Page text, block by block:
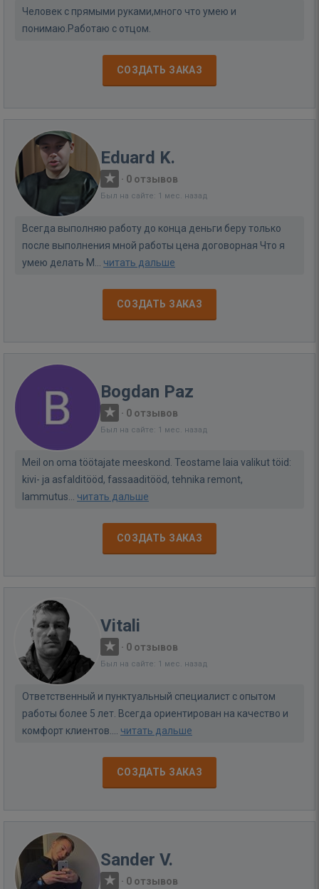
Человек с прямыми руками,много что умею и
понимаю.Работаю с отцом.
СОЗДАТЬ ЗАКАЗ
Eduard K.
· 0 отзывов
Был на сайте: 1 мес. назад
Всегда выполняю работу до конца деньги беру только
после выполнения мной работы цена договорная Что я
умею делать М... читать дальше
СОЗДАТЬ ЗАКАЗ
Bogdan Paz
· 0 отзывов
Был на сайте: 1 мес. назад
Meil on oma töötajate meeskond. Teostame laia valikut töid:
kivi- ja asfalditööd, fassaaditööd, tehnika remont,
lammutus... читать дальше
СОЗДАТЬ ЗАКАЗ
Vitali
· 0 отзывов
Был на сайте: 1 мес. назад
Ответственный и пунктуальный специалист с опытом
работы более 5 лет. Всегда ориентирован на качество и
комфорт клиентов.... читать дальше
СОЗДАТЬ ЗАКАЗ
Sander V.
· 0 отзывов